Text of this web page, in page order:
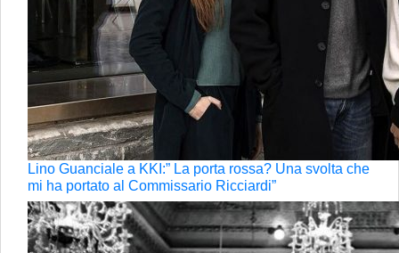
Lino Guanciale a KKI:” La porta rossa? Una svolta che
mi ha portato al Commissario Ricciardi”